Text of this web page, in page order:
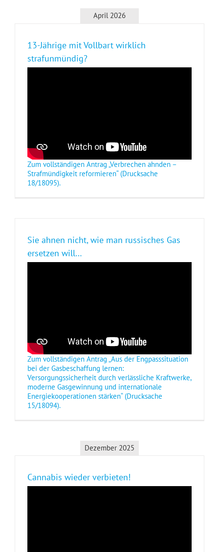
April 2026
13-Jährige mit Vollbart wirklich
strafunmündig?
Zum vollständigen Antrag „Verbrechen ahnden –
Strafmündigkeit reformieren“ (Drucksache
18/18095).
Sie ahnen nicht, wie man russisches Gas
ersetzen will…
Zum vollständigen Antrag „Aus der Engpasssituation
bei der Gasbeschaffung lernen:
Versorgungssicherheit durch verlässliche Kraftwerke,
moderne Gasgewinnung und internationale
Energiekooperationen stärken“ (Drucksache
15/18094).
Dezember 2025
Cannabis wieder verbieten!